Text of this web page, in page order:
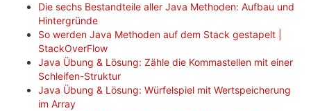
Die sechs Bestandteile aller Java Methoden: Aufbau und
Hintergründe
So werden Java Methoden auf dem Stack gestapelt |
StackOverFlow
Java Übung & Lösung: Zähle die Kommastellen mit einer
Schleifen-Struktur
Java Übung & Lösung: Würfelspiel mit Wertspeicherung
im Array